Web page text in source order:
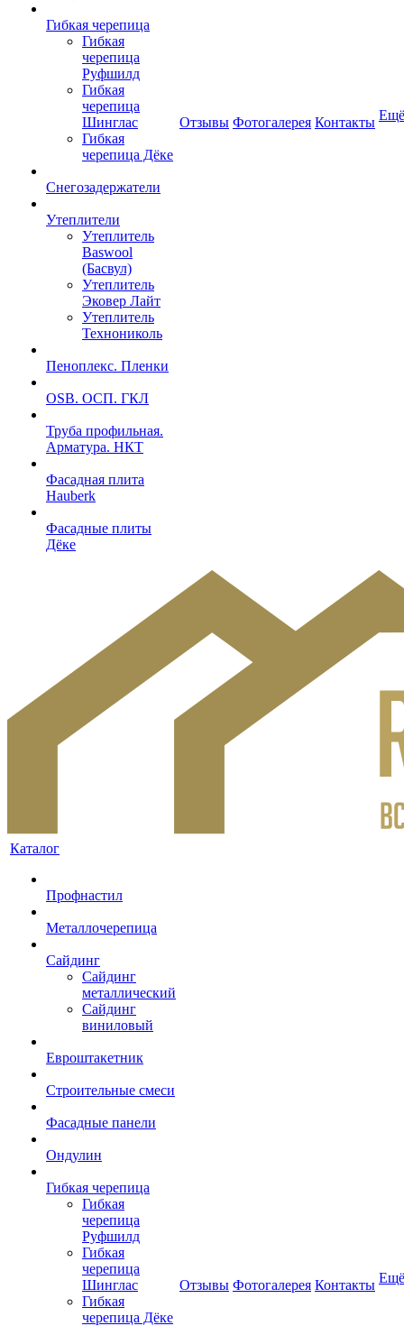
Гибкая черепица
Гибкая
черепица
Руфшилд
Гибкая
черепица
Шинглас
Гибкая
черепица Дёке
Снегозадержатели
Утеплители
Утеплитель
Baswool
(Басвул)
Утеплитель
Эковер Лайт
Утеплитель
Технониколь
Пеноплекс. Пленки
OSB. ОСП. ГКЛ
Труба профильная.
Арматура. НКТ
Фасадная плита
Hauberk
Фасадные плиты
Дёке
Отзывы Фотогалерея Контакты Ещё
Каталог
Профнастил
Металлочерепица
Сайдинг
Сайдинг
металлический
Сайдинг
виниловый
Евроштакетник
Строительные смеси
Фасадные панели
Ондулин
Гибкая черепица
Гибкая
черепица
Руфшилд
Гибкая
черепица
Шинглас
Гибкая
черепица Дёке
Отзывы Фотогалерея Контакты Ещё